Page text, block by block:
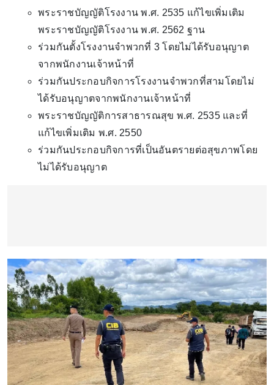
พระราชบัญญัติโรงงาน พ.ศ. 2535 แก้ไขเพิ่มเติม
พระราชบัญญัติโรงงาน พ.ศ. 2562 ฐาน
ร่วมกันตั้งโรงงานจำพวกที่ 3 โดยไม่ได้รับอนุญาต
จากพนักงานเจ้าหน้าที่
ร่วมกันประกอบกิจการโรงงานจำพวกที่สามโดยไม่
ได้รับอนุญาตจากพนักงานเจ้าหน้าที่
พระราชบัญญัติการสาธารณสุข พ.ศ. 2535 และที่
แก้ไขเพิ่มเติม พ.ศ. 2550
ร่วมกันประกอบกิจการที่เป็นอันตรายต่อสุขภาพโดย
ไม่ได้รับอนุญาต